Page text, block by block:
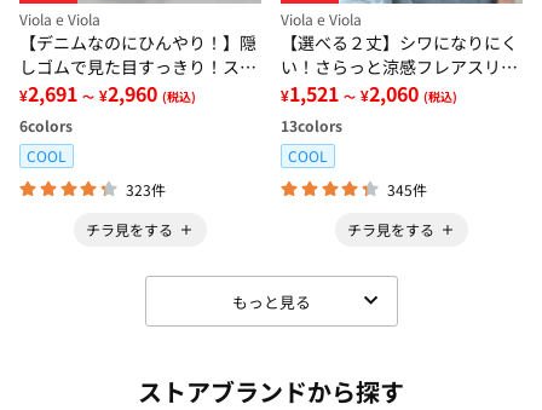
Viola e Viola
【デニムなのにひんやり！】隠
しゴムで見た目すっきり！スト
レッチ楽ちんデニム
¥2,691 ～ ¥2,960 (税込)
6colors
COOL
323件
チラ見をする
Viola e Viola
【選べる２丈】シワになりにく
い！さらっと涼感フレアスリー
ブブラウス
¥1,521 ～ ¥2,060 (税込)
13colors
COOL
345件
チラ見をする
もっと見る
ストアブランドから探す